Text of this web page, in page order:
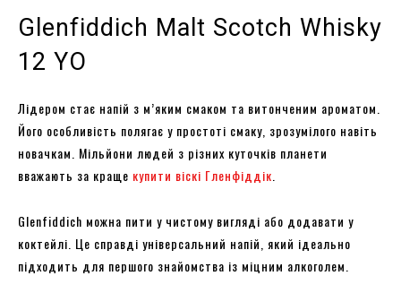
Glenfiddich Malt Scotch Whisky
12 YO
Лідером стає напій з м’яким смаком та витонченим ароматом.
Його особливість полягає у простоті смаку, зрозумілого навіть
новачкам. Мільйони людей з різних куточків планети
вважають за краще купити віскі Гленфіддік
Glenfiddich можна пити у чистому вигляді або додавати у
коктейлі. Це справді універсальний напій, який ідеально
підходить для першого знайомства із міцним алкоголем.